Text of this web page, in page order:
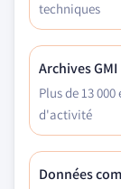
techniques
Archives GMI
Plus de 13
d'activité
Données